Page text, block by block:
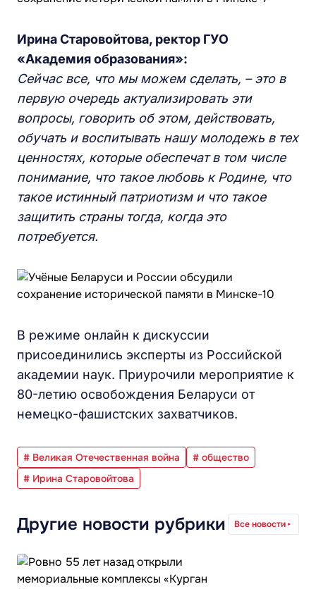
Ирина Старовойтова, ректор ГУО
«Академия образования»:
Сейчас все, что мы можем сделать, – это в
первую очередь актуализировать эти
вопросы, говорить об этом, действовать,
обучать и воспитывать нашу молодежь в тех
ценностях, которые обеспечат в том числе
понимание, что такое любовь к Родине, что
такое истинный патриотизм и что такое
защитить страны тогда, когда это
потребуется.
В режиме онлайн к дискуссии
присоединились эксперты из Российской
академии наук. Приурочили мероприятие к
80-летию освобождения Беларуси от
немецко-фашистских захватчиков.
# Великая Отечественная война
# общество
# Ирина Старовойтова
Другие новости рубрики Все новости